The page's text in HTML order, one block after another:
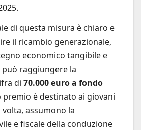
di questa misura è chiaro e
il ricambio generazionale,
economico tangibile e
raggiungere la
di 70.000 euro a fondo
premio è destinato ai giovani
assumono la
e fiscale della conduzione